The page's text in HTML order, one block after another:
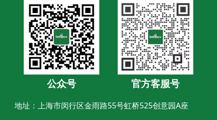
公众号 官方客服号
地址：上海市闵行区金雨路55号虹桥525创意园A座